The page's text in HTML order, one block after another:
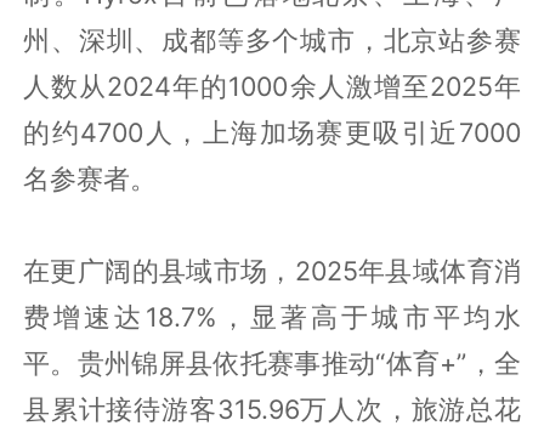
州、深圳、成都等多个城市，北京站参赛
人数从2024年的1000余人激增至2025年
的约4700人，上海加场赛更吸引近7000
名参赛者。
在更广阔的县域市场，2025年县域体育消
费增速达18.7%，显著高于城市平均水
平。贵州锦屏县依托赛事推动“体育+”，全
县累计接待游客315.96万人次，旅游总花